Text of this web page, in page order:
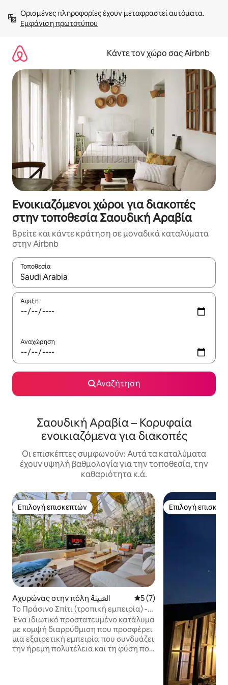
στο
περιεχόμενοΕμφάνιση πρωτοτύπου
Κάντε τον χώρο σας Airbnb
Ενοικιαζόμενοι χώροι για διακοπές
στην τοποθεσία Σαουδική Αραβία
Βρείτε και κάντε κράτηση σε μοναδικά καταλύματα
στην Airbnb
Τοποθεσία
Όταν τα αποτελέσματα είναι διαθέσιμα, μπορείτε να
Άφιξη
Αναχώρηση
Αναζήτηση
Σαουδική Αραβία – Κορυφαία
ενοικιαζόμενα για διακοπές
Οι επισκέπτες συμφωνούν: Αυτά τα καταλύματα
έχουν υψηλή βαθμολογία για την τοποθεσία, την
καθαριότητα κ.ά.
Επιλογή επισκεπτών
Επιλογή επισκεπτών
Αχυρώνας στην πόλη العيينة Μέση βαθμολογία: 5 στα 5,
5 (7)
Το Πράσινο Σπίτι (τροπική εμπειρία) -
Burttel Wadi Hanifa
Ένα ιδιωτικό προστατευμένο κατάλυμα
με κομψή διαρρύθμιση που προσφέρει
μια εξαιρετική εμπειρία που συνδυάζει
την ήρεμη πολυτέλεια και τη φύση που
Επιλογή
Επιλογή